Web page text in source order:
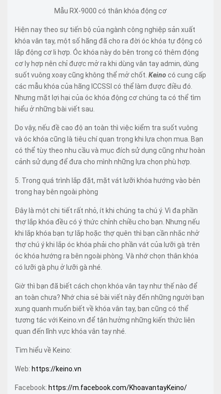
Mẫu RX-9000 có thân khóa động cơ
Hiện nay theo sự tiến bộ của ngành công nghiệp sản xuất
khóa vân tay, một số hãng đã cho ra đời óc khóa tự động có
lắp động cơ li hợp. Óc khóa này do bên trong có thêm động
cơ ly hợp nên chỉ được mở ra khi dùng vân tay admin, dùng
suốt vuông xoay cũng không thể mở chốt. Keino có cung cấp
các mẫu khóa của hãng ICCSSI có thể làm được điều đó.
Nhưng mặt lợi hại của óc khóa động cơ chúng ta có thể tìm
hiểu ở những bài viết sau.
Do vậy, nếu đề cao độ an toàn thì việc kiểm tra suốt vuông
và óc khóa cũng là tiêu chí quan trọng khi lựa chọn mua. Bạn
có thể tùy theo nhu cầu và mục đích sử dụng cũng như hoàn
cảnh sử dụng để đưa cho mình những lựa chọn phù hợp.
5. Trong quá trình lắp đặt, mặt vát lưỡi khóa hướng vào bên
trong hay bên ngoài phòng
Đây là một chi tiết rất nhỏ, ít khi chúng ta chú ý. Vì đa phần
thợ lắp khóa đều có ý thức chỉnh chiều cho bạn. Nhưng nếu
khi lắp khóa bạn tự lắp hoặc thợ quên thì bạn cần nhắc nhở
thợ chú ý khi lắp óc khóa phải cho phần vát của lưỡi gà trên
óc khóa hướng ra bên ngoài phòng. Và nhớ chọn thân khóa
có lưỡi gà phụ ở lưỡi gà nhé.
Giờ thì bạn đã biết cách chọn khóa vân tay như thế nào để
an toàn chưa? Nhớ chia sẻ bài viết này đến những người bạn
xung quanh muốn biết về khóa vân tay, bạn cũng có thể
tương tác với Keino.vn để tận hưởng những kiến thức liên
quan đến lĩnh vực khóa vân tay nhé.
Tìm hiểu về Keino:
Web: https://keino.vn
Facebook: https://m.facebook.com/KhoavantayKeino/